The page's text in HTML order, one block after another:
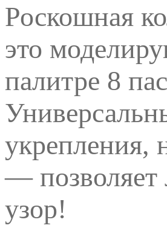
Роскошная
это
палитре 8
укрепления,
— позволяет
узор!